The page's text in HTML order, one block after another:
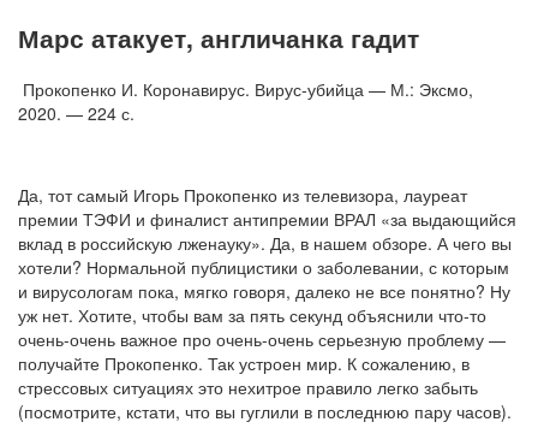
Марс атакует, англичанка гадит
Прокопенко И. Коронавирус. Вирус-убийца — М.: Эксмо,
2020. — 224 с.
Да, тот самый Игорь Прокопенко из телевизора, лауреат
премии ТЭФИ и финалист антипремии ВРАЛ «за выдающийся
вклад в российскую лженауку». Да, в нашем обзоре. А чего вы
хотели? Нормальной публицистики о заболевании, с которым
и вирусологам пока, мягко говоря, далеко не все понятно? Ну
уж нет. Хотите, чтобы вам за пять секунд объяснили что-то
очень-очень важное про очень-очень серьезную проблему —
получайте Прокопенко. Так устроен мир. К сожалению, в
стрессовых ситуациях это нехитрое правило легко забыть
(посмотрите, кстати, что вы гуглили в последнюю пару часов).